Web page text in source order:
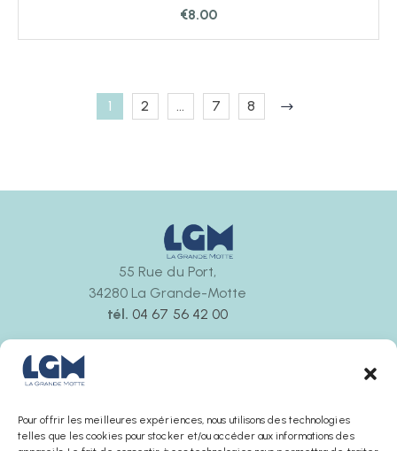
Pour offrir les meilleures expériences, nous utilisons des technologies
telles que les cookies pour stocker et/ou accéder aux informations des
€8.00
1 2 … 7 8
55 Rue du Port,
34280 La Grande-Motte
tél. 04 67 56 42 00
de 9h30 à 12h00 et de 14h30 à 18h00
tourisme